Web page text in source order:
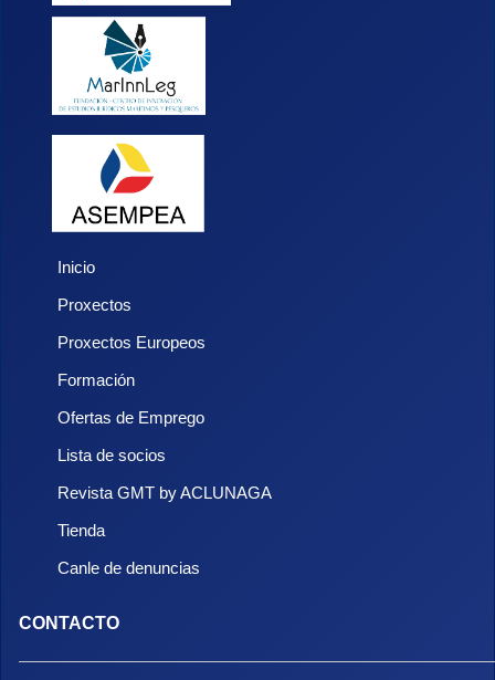
Inicio
Proxectos
Proxectos Europeos
Formación
Ofertas de Emprego
Lista de socios
Revista GMT by ACLUNAGA
Tienda
Canle de denuncias
CONTACTO